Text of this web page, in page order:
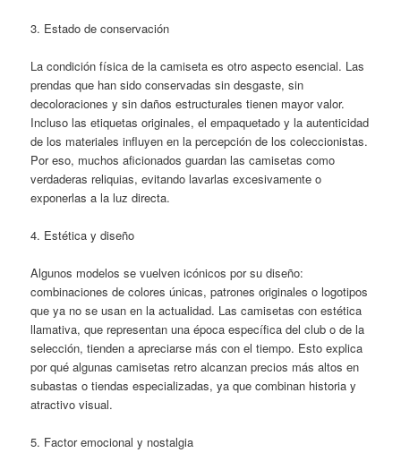
3. Estado de conservación
La condición física de la camiseta es otro aspecto esencial. Las
prendas que han sido conservadas sin desgaste, sin
decoloraciones y sin daños estructurales tienen mayor valor.
Incluso las etiquetas originales, el empaquetado y la autenticidad
de los materiales influyen en la percepción de los coleccionistas.
Por eso, muchos aficionados guardan las camisetas como
verdaderas reliquias, evitando lavarlas excesivamente o
exponerlas a la luz directa.
4. Estética y diseño
Algunos modelos se vuelven icónicos por su diseño:
combinaciones de colores únicas, patrones originales o logotipos
que ya no se usan en la actualidad. Las camisetas con estética
llamativa, que representan una época específica del club o de la
selección, tienden a apreciarse más con el tiempo. Esto explica
por qué algunas camisetas retro alcanzan precios más altos en
subastas o tiendas especializadas, ya que combinan historia y
atractivo visual.
5. Factor emocional y nostalgia